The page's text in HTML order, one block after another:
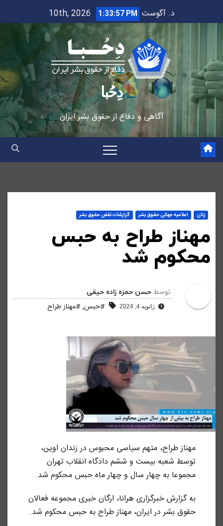
to
د. آگوست 10th, 2026 1:33:58 PM
دِحُبا
آگاهی و دفاع از حقوق بشر ایران
زنان اعلاميه جهانی حقوق بشر گزارشات نقض حقوق بشر
مهناز طراح به حبس
محکوم شد
توسط حسن حمزه زاده حیقی
ژانویه 4, 2024 #حبس, #مهناز طراح
مهناز طراح، متهم سیاسی محبوس در زندان اوین،
توسط شعبه بیست و ششم دادگاه انقلاب تهران
مجموعا به چهار سال و چهار ماه حبس محکوم شد.
به گزارش خبرگزاری هرانا، ارگان خبری مجموعه فعالان
حقوق بشر در ایران، مهناز طراح به حبس محکوم شد.